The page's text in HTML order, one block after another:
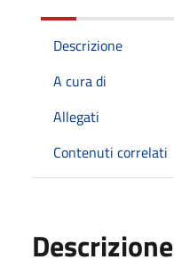
Descrizione
A cura di
Allegati
Contenuti correlati
Descrizione